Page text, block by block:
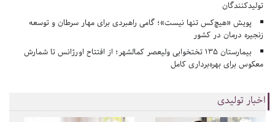
تولیدکنندگان
پویش «هیچ‌کس تنها نیست»؛ گامی راهبردی برای مهار سرطان و توسعه
زنجیره درمان در کشور
بیمارستان ۱۳۵ تختخوابی ولیعصر کمالشهر؛ از افتتاح اورژانس تا شمارش
معکوس برای بهره‌برداری کامل
اخبار تولیدی